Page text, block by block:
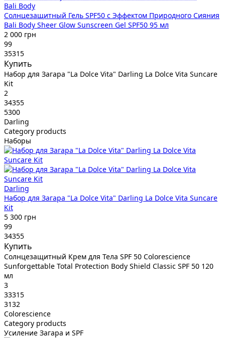
Bali Body
Солнцезащитный Гель SPF50 с Эффектом Природного Сияния
Bali Body Sheer Glow Sunscreen Gel SPF50 95 мл
2 000 грн
99
35315
Купить
Набор для Загара "La Dolce Vita" Darling La Dolce Vita Suncare
Kit
2
34355
5300
Darling
Category products
Наборы
Darling
Набор для Загара "La Dolce Vita" Darling La Dolce Vita Suncare
Kit
5 300 грн
99
34355
Купить
Солнцезащитный Крем для Тела SPF 50 Colorescience
Sunforgettable Total Protection Body Shield Classic SPF 50 120
мл
3
33315
3132
Colorescience
Category products
Усиление Загара и SPF